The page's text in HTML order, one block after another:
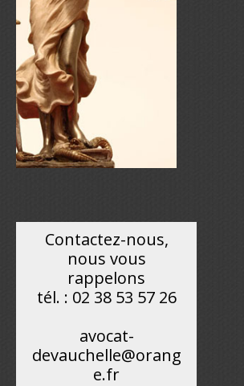
Contactez-nous,
nous vous
rappelons
tél. : 02 38 53 57 26
avocat-
devauchelle@orang
e.fr